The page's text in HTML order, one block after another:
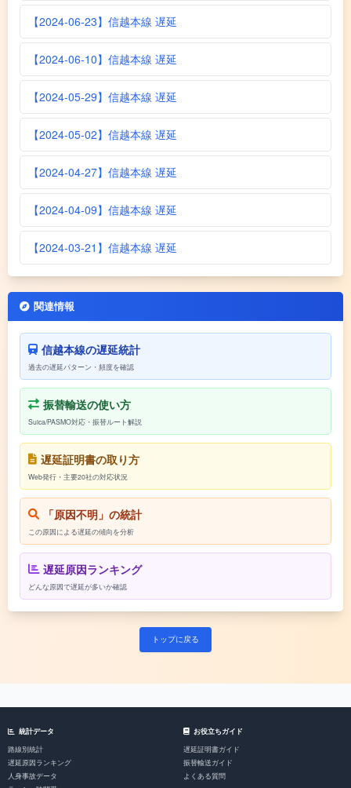
【2024-06-23】信越本線 遅延
【2024-06-10】信越本線 遅延
【2024-05-29】信越本線 遅延
【2024-05-02】信越本線 遅延
【2024-04-27】信越本線 遅延
【2024-04-09】信越本線 遅延
【2024-03-21】信越本線 遅延
関連情報
信越本線の遅延統計
過去の遅延パターン・頻度を確認
振替輸送の使い方
Suica/PASMO対応・振替ルート解説
遅延証明書の取り方
Web発行・主要20社の対応状況
「原因不明」の統計
この原因による遅延の傾向を分析
遅延原因ランキング
どんな原因で遅延が多いか確認
トップに戻る
統計データ
路線別統計
遅延原因ランキング
人身事故データ
お役立ちガイド
遅延証明書ガイド
振替輸送ガイド
よくある質問